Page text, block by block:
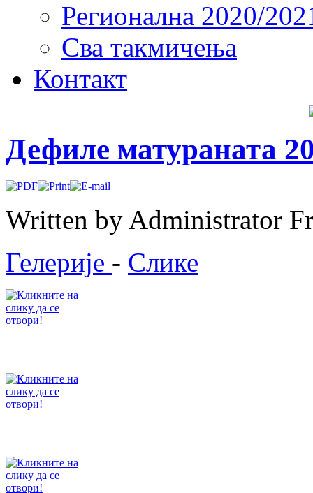
Регионална 2020/
Сва такмичења
Контакт
Дефиле матураната
Written by Administrator
Гелерије - Слике